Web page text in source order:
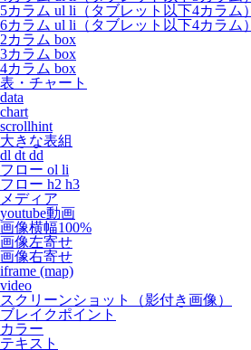
5カラム ul li（タブレット以下4カラム）
6カラム ul li（タブレット以下4カラム）
2カラム box
3カラム box
4カラム box
表・チャート
data
chart
scrollhint
大きな表組
dl dt dd
フロー ol li
フロー h2 h3
メディア
youtube動画
画像横幅100%
画像左寄せ
画像右寄せ
iframe (map)
video
スクリーンショット（影付き画像）
ブレイクポイント
カラー
テキスト